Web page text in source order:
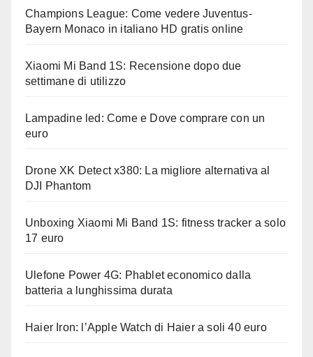
Champions League: Come vedere Juventus-
Bayern Monaco in italiano HD gratis online
Xiaomi Mi Band 1S: Recensione dopo due
settimane di utilizzo
Lampadine led: Come e Dove comprare con un
euro
Drone XK Detect x380: La migliore alternativa al
DJI Phantom
Unboxing Xiaomi Mi Band 1S: fitness tracker a solo
17 euro
Ulefone Power 4G: Phablet economico dalla
batteria a lunghissima durata
Haier Iron: l’Apple Watch di Haier a soli 40 euro